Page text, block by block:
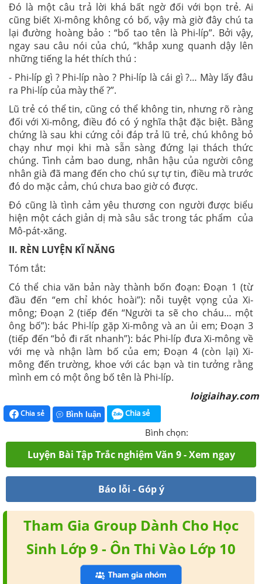
Đó là một câu trả lời khá bất ngờ đối với bọn trẻ. Ai
cũng biết Xi-mông không có bố, vậy mà giờ đây chú ta
lại đường hoàng bảo : “bố tao tên là Phi-líp”. Bởi vậy,
ngay sau câu nói của chú, “khắp xung quanh dậy lên
những tiếng la hét thích thú :
- Phi-líp gì ? Phi-líp nào ? Phi-líp là cái gì ?… Mày lấy đâu
ra Phi-líp của mày thế ?”.
Lũ trẻ có thể tin, cũng có thể không tin, nhưng rõ ràng
đối với Xi-mông, điều đó có ý nghĩa thật đặc biệt. Bằng
chứng là sau khi cứng cỏi đáp trả lũ trẻ, chú không bỏ
chạy như mọi khi mà sẵn sàng đứng lại thách thức
chúng. Tình cảm bao dung, nhân hậu của người công
nhân già đã mang đến cho chú sự tự tin, điều mà trước
đó do mặc cảm, chú chưa bao giờ có được.
Đó cũng là tình cảm yêu thương con người được biểu
hiện một cách giản dị mà sâu sắc trong tác phẩm của
Mô-pát-xăng.
II. RÈN LUYỆN KĨ NĂNG
Tóm tắt:
Có thể chia văn bản này thành bốn đoạn: Đoạn 1 (từ
đầu đến “em chỉ khóc hoài”): nỗi tuyệt vọng của Xi-
mông; Đoạn 2 (tiếp đến “Người ta sẽ cho cháu… một
ông bố”): bác Phi-líp gặp Xi-mông và an ủi em; Đoạn 3
(tiếp đến “bỏ đi rất nhanh”): bác Phi-líp đưa Xi-mông về
với mẹ và nhận làm bố của em; Đoạn 4 (còn lại) Xi-
mông đến trường, khoe với các bạn và tin tưởng rằng
mình em có một ông bố tên là Phi-líp.
loigiaihay.com
Chia sẻ Bình luận Chia sẻ
Bình chọn:
Luyện Bài Tập Trắc nghiệm Văn 9 - Xem ngay
Báo lỗi - Góp ý
Tham Gia Group Dành Cho Học
Sinh Lớp 9 - Ôn Thi Vào Lớp 10